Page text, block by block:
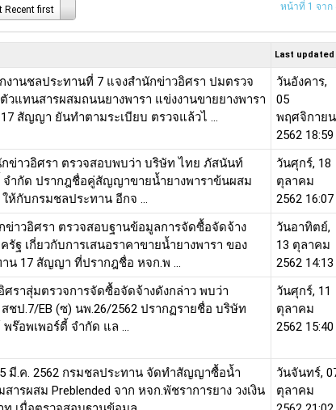
Recent first หน้าที่ 1 จาก
Last updated
งานชลประทานที่ 7 แจงสำนักข่าวอิศรา ปมตรวจ
วแทนสารผสมถนนยางพารา แข่งงานขายยางพารา
สัญญา ยันทำตามระเบียบ ตรวจแล้วไ ...
วันอังคาร,
05
พฤศจิกายน
2562 18:59
กข่าวอิศรา ตรวจสอบพบว่า บริษัท ไทย ภัสนันท์
จำกัด ปรากฎชื่อคู่สัญญาขายน้ำยางพาราข้นผสม
ห้กับกรมชลประทาน อีกจ ...
วันศุกร์, 18
ตุลาคม
2562 16:07
ข่าวอิศรา ตรวจสอบฐานข้อมูลการจัดซื้อจัดจ้าง
รัฐ เกี่ยวกับการเสนอราคาขายน้ำยางพารา ของ
น 17 สัญญา ที่ปรากฎชื่อ หจก.พ ...
วันอาทิตย์,
13 ตุลาคม
2562 14:13
ศราสุ่มตรวจการจัดซื้อจัดจ้างดังกล่าว พบว่า
ชป.7/EB (ซ) นพ.26/2562 ปรากฏรายชื่อ บริษัท
ร๊อพเพอร์ตี้ จำกัด แล ...
วันศุกร์, 11
ตุลาคม
2562 15:40
มี.ค. 2562 กรมชลประทาน จัดทำสัญญาซื้อน้ำ
สารผสม Preblended จาก หจก.พัชราการยาง วงเงิน
วันจันทร์,
ตุลาคม